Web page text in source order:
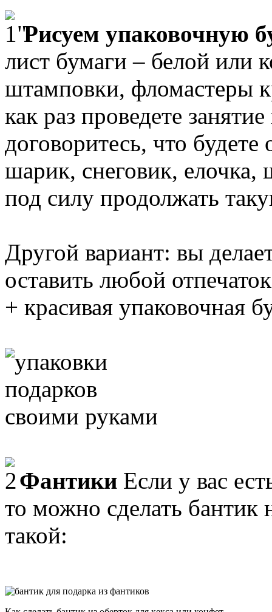
Рисуем упаковочную
лист бумаги – белой или
штамповки, фломастеры
как раз проведете
договоритесь, что будете
шарик, снеговик, елочка,
под силу продолжать
Другой вариант: вы
оставить любой
+ красивая упаковочная
Фантики Если у вас
то можно сделать бантик
такой: